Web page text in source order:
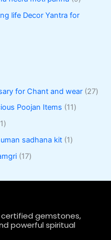
life Decor Yantra for
for Chant and wear 27
Poojan Items 11
1
sadhana kit 1
17
gemstones,
powerful spiritual